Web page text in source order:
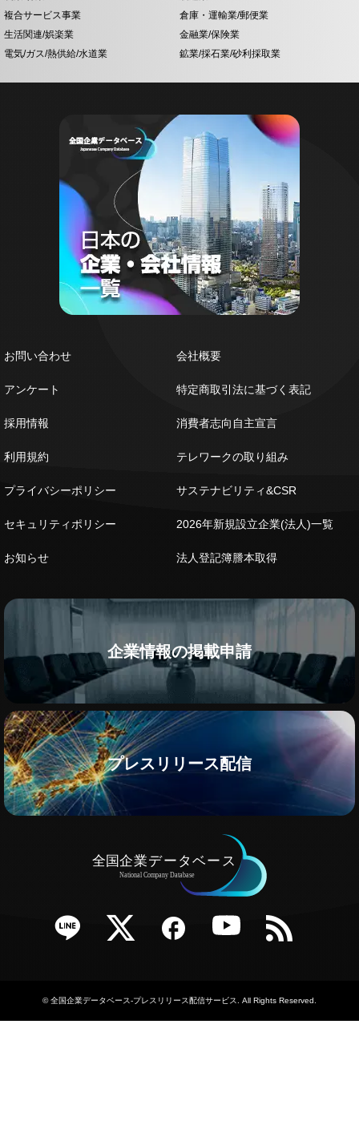
複合サービス事業
倉庫・運輸業/郵便業
生活関連/娯楽業
金融業/保険業
電気/ガス/熱供給/水道業
鉱業/採石業/砂利採取業
お問い合わせ
アンケート
採用情報
利用規約
プライバシーポリシー
セキュリティポリシー
お知らせ
会社概要
特定商取引法に基づく表記
消費者志向自主宣言
テレワークの取り組み
サステナビリティ&CSR
2026年新規設立企業(法人)一覧
法人登記簿謄本取得
企業情報の掲載申請
プレスリリース配信
Twitter Facebook YouTube RSS
©全国企業データベース-プレスリリース配信サービス . All Rights Reserved.